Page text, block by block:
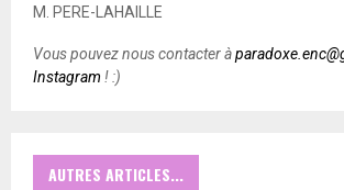
M. PERE-LAHAILLE
Vous pouvez nous contacter à
Instagram ! :)
AUTRES ARTICLES...